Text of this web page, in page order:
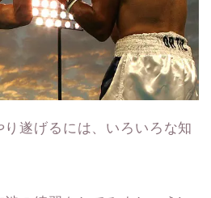
遂げるには、いろいろな知